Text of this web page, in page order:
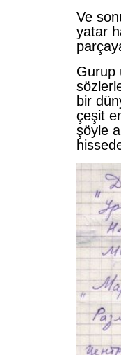
Ve
yatar
Gurup
bir
çeşit
şöyle